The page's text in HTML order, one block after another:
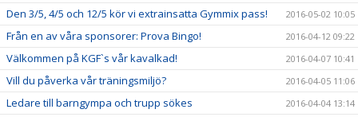
Den 3/5, 4/5 och 12/5 kör vi extrainsatta Gymmix pass! 2016-05-02 10:05
Från en av våra sponsorer: Prova Bingo! 2016-04-12 09:22
Välkommen på KGF`s vår kavalkad! 2016-04-07 10:41
Vill du påverka vår träningsmiljö? 2016-04-05 11:06
Ledare till barngympa och trupp sökes 2016-04-04 13:14